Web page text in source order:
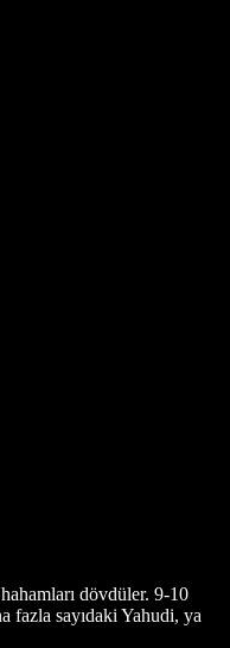
dövdüler. 9-10
fazla sayıdaki Yahudi, ya